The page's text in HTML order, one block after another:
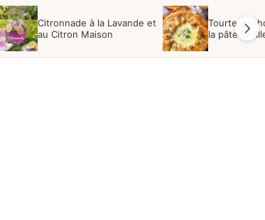
Citronnade à la Lavande et
au Citron Maison
Tourte au
la pâte